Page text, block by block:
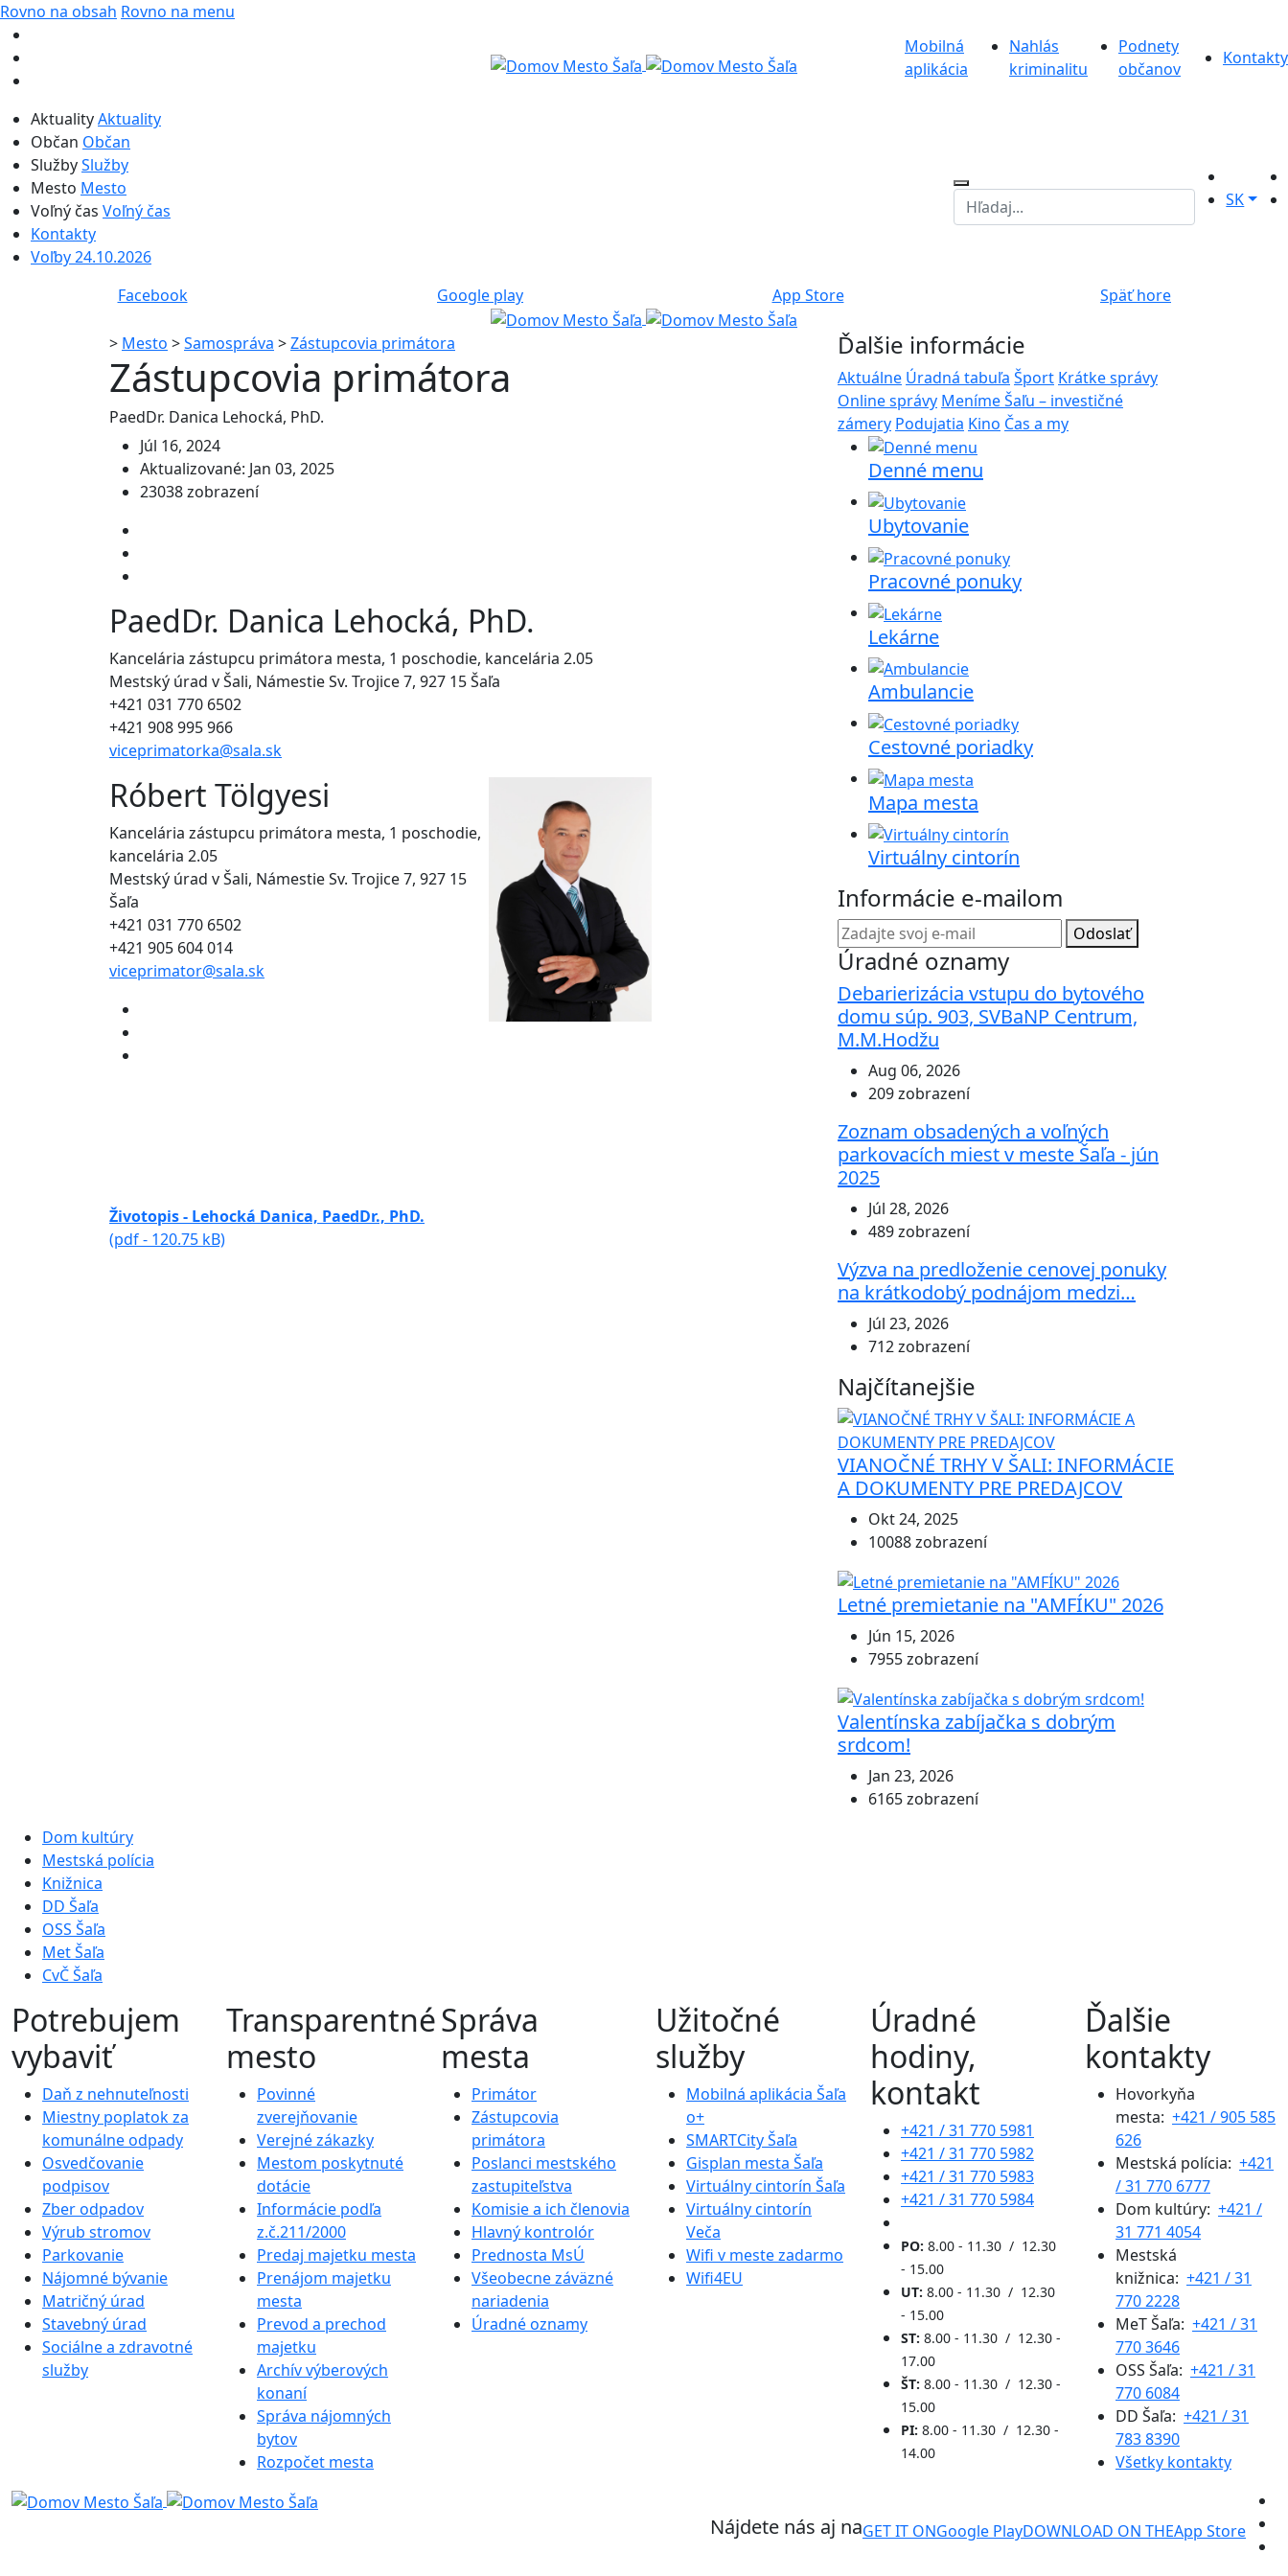
Rovno na obsah Rovno na menu
Mobilná
aplikácia
Nahlás
kriminalitu
Podnety
občanov
Kontakty
AktualityAktuality
Občan Občan
SlužbySlužby
Mesto Mesto
Voľný čas Voľný čas
Kontakty
Voľby 24.10.2026
SK
Facebook Google play App Store Späť hore
> Mesto >Samospráva >Zástupcovia primátora
Zástupcovia primátora
PaedDr. Danica Lehocká, PhD.
Júl 16, 2024
Aktualizované: Jan 03, 2025
23038 zobrazení
PaedDr. Danica Lehocká, PhD.
Kancelária zástupcu primátora mesta, 1 poschodie, kancelária 2.05
Mestský úrad v Šali, Námestie Sv. Trojice 7, 927 15 Šaľa
+421 031 770 6502
+421 908 995 966
viceprimatorka@sala.sk
Róbert Tölgyesi
Kancelária zástupcu primátora mesta, 1 poschodie,
kancelária 2.05
Mestský úrad v Šali, Námestie Sv. Trojice 7, 927 15
Šaľa
+421 031 770 6502
+421 905 604 014
viceprimator@sala.sk
Životopis - Lehocká Danica, PaedDr., PhD.
(pdf - 120.75 kB)
Ďalšie informácie
Aktuálne Úradná tabuľa Šport Krátke správy
Online správy Meníme Šaľu – investičné
zámery Podujatia Kino Čas a my
Denné menu
Ubytovanie
Pracovné ponuky
Lekárne
Ambulancie
Cestovné poriadky
Mapa mesta
Virtuálny cintorín
Informácie e-mailom
Odoslať
Úradné oznamy
Debarierizácia vstupu do bytového
domu súp. 903, SVBaNP Centrum,
M.M.Hodžu
Aug 06, 2026
209 zobrazení
Zoznam obsadených a voľných
parkovacích miest v meste Šaľa - jún
2025
Júl 28, 2026
489 zobrazení
Výzva na predloženie cenovej ponuky
na krátkodobý podnájom medzi…
Júl 23, 2026
712 zobrazení
Najčítanejšie
VIANOČNÉ TRHY V ŠALI: INFORMÁCIE
A DOKUMENTY PRE PREDAJCOV
Okt 24, 2025
10088 zobrazení
Letné premietanie na "AMFÍKU" 2026
Jún 15, 2026
7955 zobrazení
Valentínska zabíjačka s dobrým
srdcom!
Jan 23, 2026
6165 zobrazení
Dom kultúry
Mestská polícia
Knižnica
DD Šaľa
OSS Šaľa
Met Šaľa
CvČ Šaľa
Potrebujem
vybaviť
Daň z nehnuteľnosti
Miestny poplatok za
komunálne odpady
Osvedčovanie
podpisov
Zber odpadov
Výrub stromov
Parkovanie
Nájomné bývanie
Matričný úrad
Stavebný úrad
Sociálne a zdravotné
služby
Transparentné
mesto
Povinné
zverejňovanie
Verejné zákazky
Mestom poskytnuté
dotácie
Informácie podľa
z.č.211/2000
Predaj majetku mesta
Prenájom majetku
mesta
Prevod a prechod
majetku
Archív výberových
konaní
Správa nájomných
bytov
Rozpočet mesta
Správa
mesta
Primátor
Zástupcovia
primátora
Poslanci mestského
zastupiteľstva
Komisie a ich členovia
Hlavný kontrolór
Prednosta MsÚ
Všeobecne záväzné
nariadenia
Úradné oznamy
Užitočné
služby
Mobilná aplikácia Šaľa
o+
SMARTCity Šaľa
Gisplan mesta Šaľa
Virtuálny cintorín Šaľa
Virtuálny cintorín
Veča
Wifi v meste zadarmo
Wifi4EU
Úradné
hodiny,
kontakt
+421 / 31 770 5981
+421 / 31 770 5982
+421 / 31 770 5983
+421 / 31 770 5984
PO: 8.00 - 11.30 / 12.30
- 15.00
UT: 8.00 - 11.30 / 12.30
- 15.00
ST: 8.00 - 11.30 / 12.30 -
17.00
ŠT: 8.00 - 11.30 / 12.30 -
15.00
PI: 8.00 - 11.30 / 12.30 -
14.00
Ďalšie
kontakty
Hovorkyňa
mesta: +421 / 905 585
626
Mestská polícia: +421
/ 31 770 6777
Dom kultúry: +421 /
31 771 4054
Mestská
knižnica: +421 / 31
770 2228
MeT Šaľa: +421 / 31
770 3646
OSS Šaľa: +421 / 31
770 6084
DD Šaľa: +421 / 31
783 8390
Všetky kontakty
Nájdete nás aj naGET IT ONGoogle PlayDOWNLOAD ON THEApp Store